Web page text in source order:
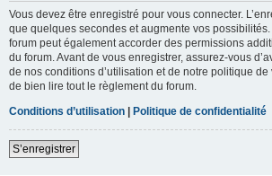
Vous devez être enregistré pour vous connecter.
que quelques secondes et augmente vos possibilités.
forum peut également accorder des permissions
du forum. Avant de vous enregistrer, assurez-vous
de nos conditions d’utilisation et de notre politique
de bien lire tout le règlement du forum.
Conditions d’utilisation | Politique de confidentialité
S’enregistrer